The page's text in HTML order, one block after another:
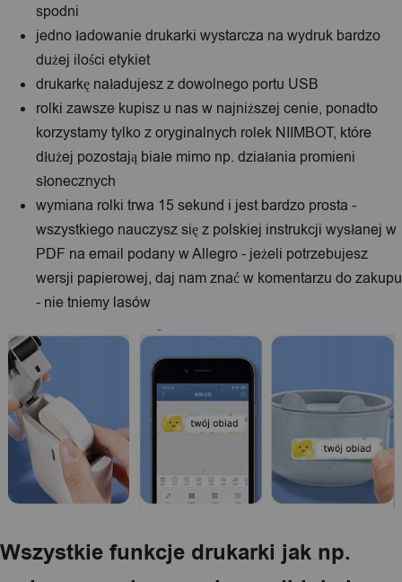
spodni
jedno ładowanie drukarki wystarcza na wydruk bardzo
dużej ilości etykiet
drukarkę naładujesz z dowolnego portu USB
rolki zawsze kupisz u nas w najniższej cenie, ponadto
korzystamy tylko z oryginalnych rolek NIIMBOT, które
dłużej pozostają białe mimo np. działania promieni
słonecznych
wymiana rolki trwa 15 sekund i jest bardzo prosta -
wszystkiego nauczysz się z polskiej instrukcji wysłanej w
PDF na email podany w Allegro - jeżeli potrzebujesz
wersji papierowej, daj nam znać w komentarzu do zakupu
- nie tniemy lasów
Wszystkie funkcje drukarki jak np.